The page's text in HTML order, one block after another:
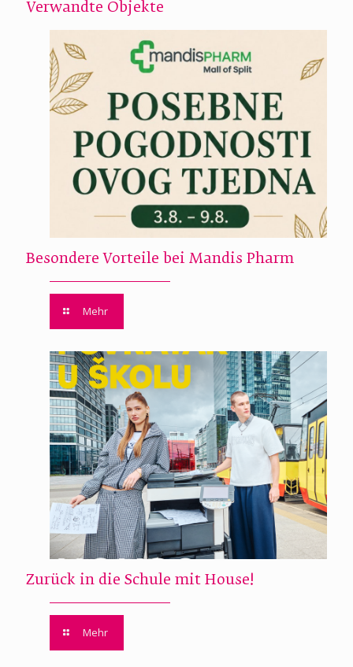
Verwandte Objekte
Besondere Vorteile bei Mandis Pharm
Mehr
Zurück in die Schule mit House!
Mehr